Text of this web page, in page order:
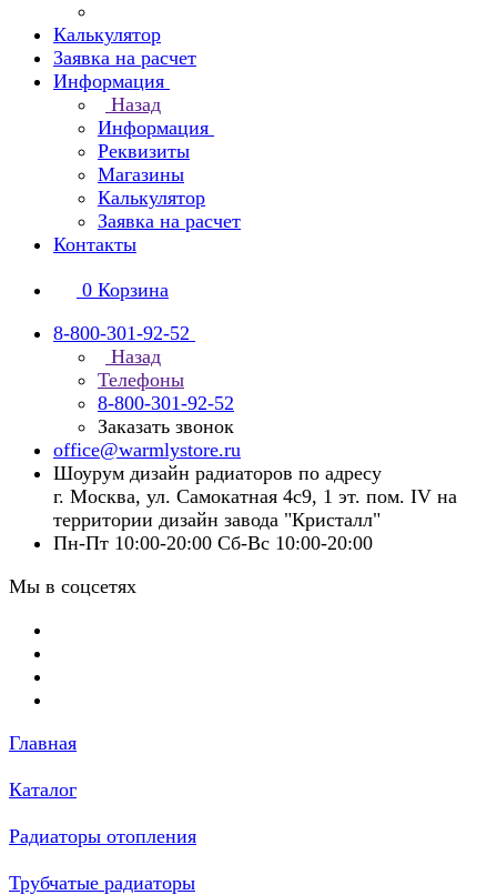
Калькулятор
Заявка на расчет
Информация
Назад
Информация
Реквизиты
Магазины
Калькулятор
Заявка на расчет
Контакты
0 Корзина
8-800-301-92-52
Назад
Телефоны
8-800-301-92-52
Заказать звонок
office@warmlystore.ru
Шоурум дизайн радиаторов по адресу
г. Москва, ул. Самокатная 4с9, 1 эт. пом. IV на
территории дизайн завода "Кристалл"
Пн-Пт 10:00-20:00 Сб-Вс 10:00-20:00
Мы в соцсетях
Главная
Каталог
Радиаторы отопления
Трубчатые радиаторы